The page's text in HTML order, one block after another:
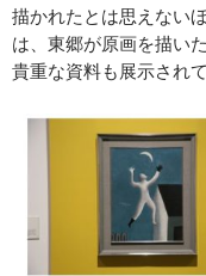
描かれたとは思えない
は、東郷が原画を描い
貴重な資料も展示されて